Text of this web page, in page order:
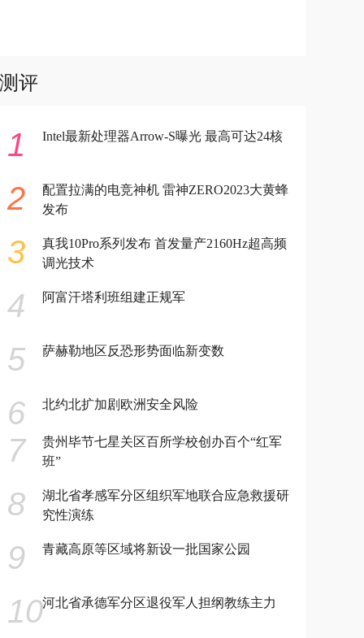
测评
1 Intel最新处理器Arrow-S曝光 最高可达24核
2
配置拉满的电竞神机 雷神ZERO2023大黄蜂
发布
3
真我10Pro系列发布 首发量产2160Hz超高频
调光技术
4 阿富汗塔利班组建正规军
5 萨赫勒地区反恐形势面临新变数
6 北约北扩加剧欧洲安全风险
7
贵州毕节七星关区百所学校创办百个“红军
班”
8
湖北省孝感军分区组织军地联合应急救援研
究性演练
9 青藏高原等区域将新设一批国家公园
10河北省承德军分区退役军人担纲教练主力